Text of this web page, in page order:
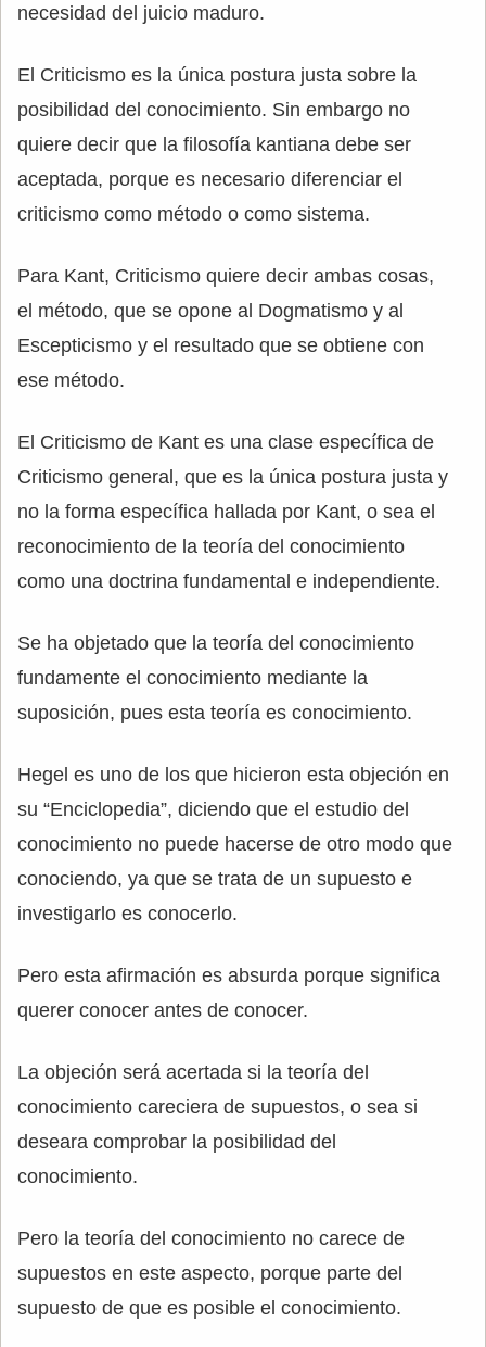
necesidad del juicio maduro.
El Criticismo es la única postura justa sobre la
posibilidad del conocimiento. Sin embargo no
quiere decir que la filosofía kantiana debe ser
aceptada, porque es necesario diferenciar el
criticismo como método o como sistema.
Para Kant, Criticismo quiere decir ambas cosas,
el método, que se opone al Dogmatismo y al
Escepticismo y el resultado que se obtiene con
ese método.
El Criticismo de Kant es una clase específica de
Criticismo general, que es la única postura justa y
no la forma específica hallada por Kant, o sea el
reconocimiento de la teoría del conocimiento
como una doctrina fundamental e independiente.
Se ha objetado que la teoría del conocimiento
fundamente el conocimiento mediante la
suposición, pues esta teoría es conocimiento.
Hegel es uno de los que hicieron esta objeción en
su “Enciclopedia”, diciendo que el estudio del
conocimiento no puede hacerse de otro modo que
conociendo, ya que se trata de un supuesto e
investigarlo es conocerlo.
Pero esta afirmación es absurda porque significa
querer conocer antes de conocer.
La objeción será acertada si la teoría del
conocimiento careciera de supuestos, o sea si
deseara comprobar la posibilidad del
conocimiento.
Pero la teoría del conocimiento no carece de
supuestos en este aspecto, porque parte del
supuesto de que es posible el conocimiento.